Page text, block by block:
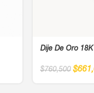
Dije De Oro
$760,500 $